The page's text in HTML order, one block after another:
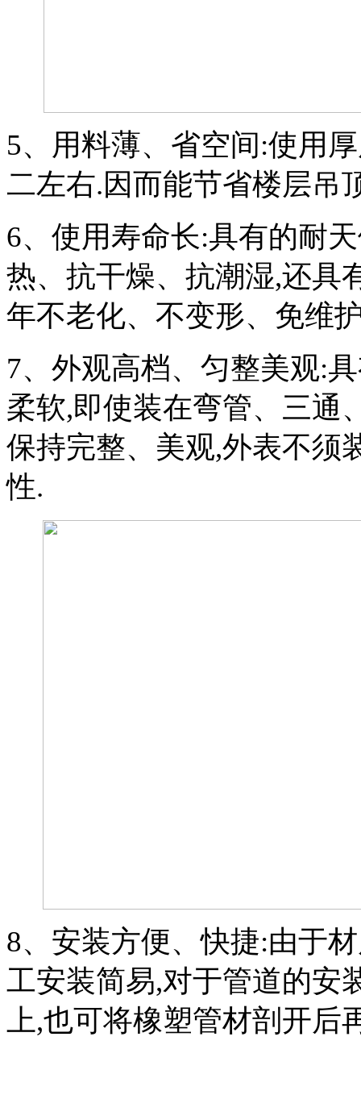
5、用料薄、省空间:使用
二左右.因而能节省楼层吊
6、使用寿命长:具有的耐
热、抗干燥、抗潮湿,还具
年不老化、不变形、免维
7、外观高档、匀整美观:
柔软,即使装在弯管、三通
保持完整、美观,外表不须
性.
8、安装方便、快捷:由于
工安装简易,对于管道的安
上,也可将橡塑管材剖开